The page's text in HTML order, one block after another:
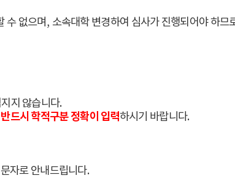
수 없으며, 소속대학 변경하여 심사가 진행되어야 하므
지 않습니다.
반드시 학적구분 정확이 입력하시기 바랍니다.
자로 안내드립니다.